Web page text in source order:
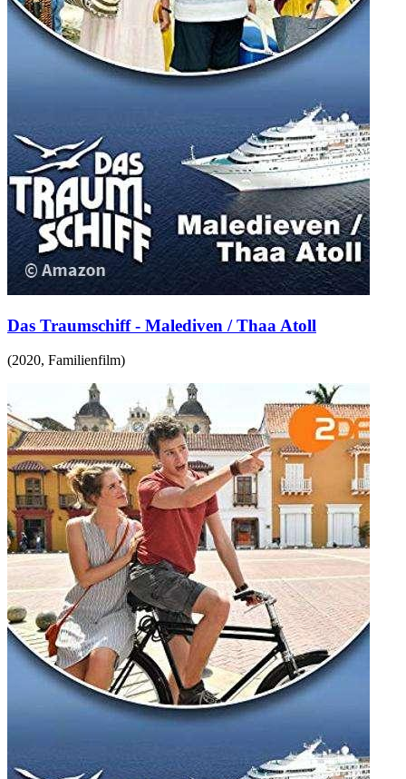
Das Traumschiff - Malediven / Thaa Atoll
(2020, Familienfilm)